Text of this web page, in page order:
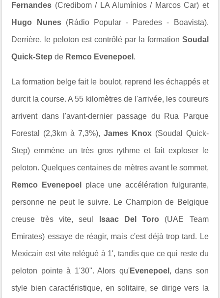
Fernandes (Credibom / LA Alumínios / Marcos Car) et
Hugo Nunes (Rádio Popular - Paredes - Boavista).
Derrière, le peloton est contrôlé par la formation Soudal
Quick-Step de Remco Evenepoel .
La formation belge fait le boulot, reprend les échappés et
durcit la course. A 55 kilomètres de l'arrivée, les coureurs
arrivent dans l'avant-dernier passage du Rua Parque
Forestal (2,3km à 7,3%), James Knox(Soudal Quick-
Step) emmène un très gros rythme et fait exploser le
peloton. Quelques centaines de mètres avant le sommet,
Remco Evenepoel place une accélération fulgurante,
personne ne peut le suivre. Le Champion de Belgique
creuse très vite, seul Isaac Del Toro (UAE Team
Emirates) essaye de réagir, mais c'est déjà trop tard. Le
Mexicain est vite relégué à 1', tandis que ce qui reste du
peloton pointe à 1'30". Alors qu'Evenepoel , dans son
style bien caractéristique, en solitaire, se dirige vers la